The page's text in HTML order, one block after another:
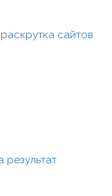
раскрутка сайтов
результат